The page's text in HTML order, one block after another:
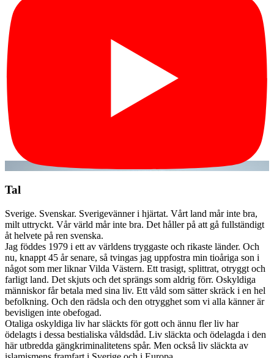
Tal
Sverige. Svenskar. Sverigevänner i hjärtat. Vårt land mår inte bra,
milt uttryckt. Vår värld mår inte bra. Det håller på att gå fullständigt
åt helvete på ren svenska.
Jag föddes 1979 i ett av världens tryggaste och rikaste länder. Och
nu, knappt 45 år senare, så tvingas jag uppfostra min tioåriga son i
något som mer liknar Vilda Västern. Ett trasigt, splittrat, otryggt och
farligt land. Det skjuts och det sprängs som aldrig förr. Oskyldiga
människor får betala med sina liv. Ett våld som sätter skräck i en hel
befolkning. Och den rädsla och den otrygghet som vi alla känner är
bevisligen inte obefogad.
Otaliga oskyldiga liv har släckts för gott och ännu fler liv har
ödelagts i dessa bestialiska våldsdåd. Liv släckta och ödelagda i den
här utbredda gängkriminalitetens spår. Men också liv släckta av